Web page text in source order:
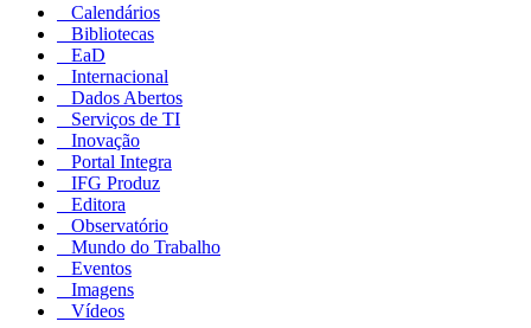
Calendários
Bibliotecas
EaD
Internacional
Dados Abertos
Serviços de TI
Inovação
Portal Integra
IFG Produz
Editora
Observatório
Mundo do Trabalho
Eventos
Imagens
Vídeos